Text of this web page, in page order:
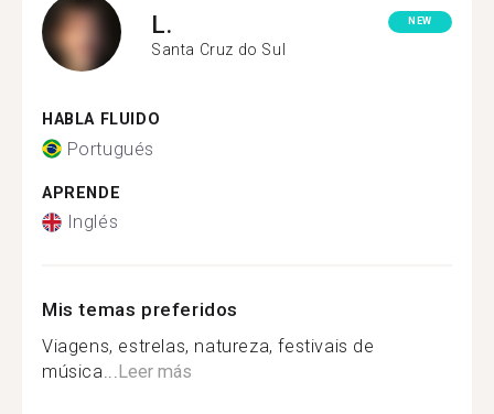
L.
Santa Cruz do Sul
NEW
HABLA FLUIDO
Portugués
APRENDE
Inglés
Mis temas preferidos
Viagens, estrelas, natureza, festivais de
música...Leer más